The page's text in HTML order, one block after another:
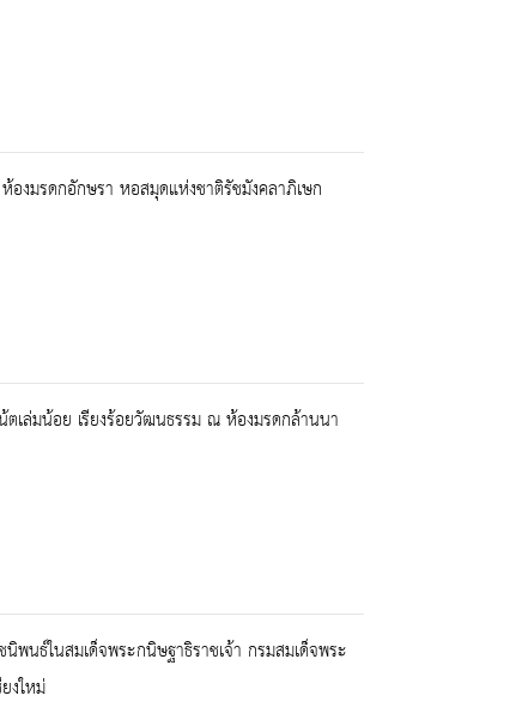
งมรดกอักษรา หอสมุดแห่งชาติรัชมังคลาภิเษก
ล่มน้อย เรียงร้อยวัฒนธรรม ณ ห้องมรดกล้านนา
ธ์ในสมเด็จพระกนิษฐาธิราชเจ้า กรมสมเด็จพระ
งใหม่